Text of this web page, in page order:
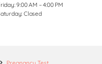
9:00 AM – 4:00 PM
Closed